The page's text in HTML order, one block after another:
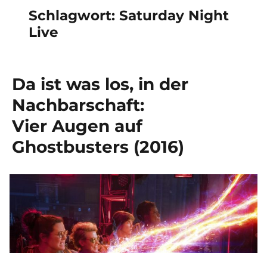
Schlagwort: Saturday Night
Live
Da ist was los, in der
Nachbarschaft:
Vier Augen auf
Ghostbusters (2016)